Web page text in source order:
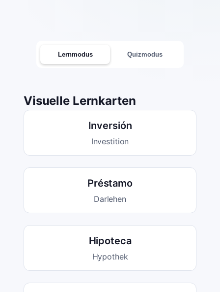
Lernmodus Quizmodus
Visuelle Lernkarten
Inversión
Investition
Préstamo
Darlehen
Hipoteca
Hypothek